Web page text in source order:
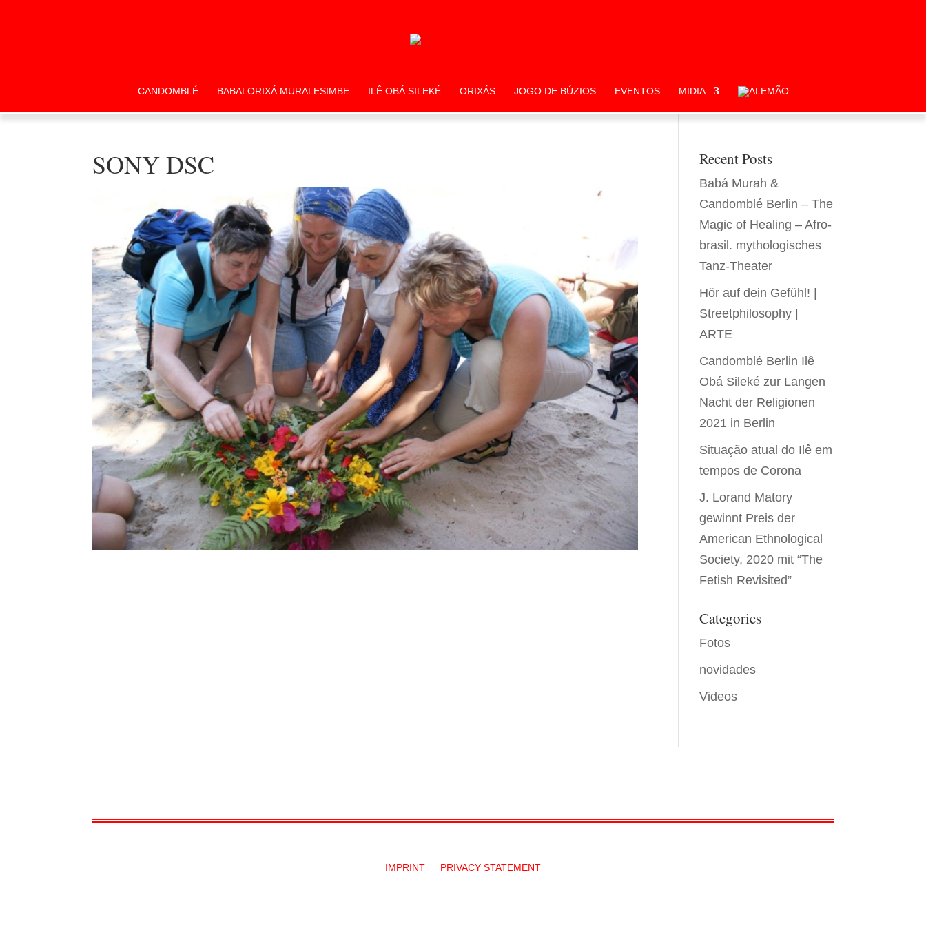
CANDOMBLÉ BABALORIXÁ MURALESIMBE ILÊ OBÁ SILEKÉ ORIXÁS JOGO DE BÚZIOS EVENTOS MIDIA
SONY DSC Recent Posts
Babá Murah &
Candomblé Berlin – The
Magic of Healing – Afro-
brasil. mythologisches
Tanz-Theater
Hör auf dein Gefühl! |
Streetphilosophy |
ARTE
Candomblé Berlin Ilê
Obá Sileké zur Langen
Nacht der Religionen
2021 in Berlin
Situação atual do Ilê em
tempos de Corona
J. Lorand Matory
gewinnt Preis der
American Ethnological
Society, 2020 mit “The
Fetish Revisited”
Categories
Fotos
novidades
Videos
IMPRINT PRIVACY STATEMENT